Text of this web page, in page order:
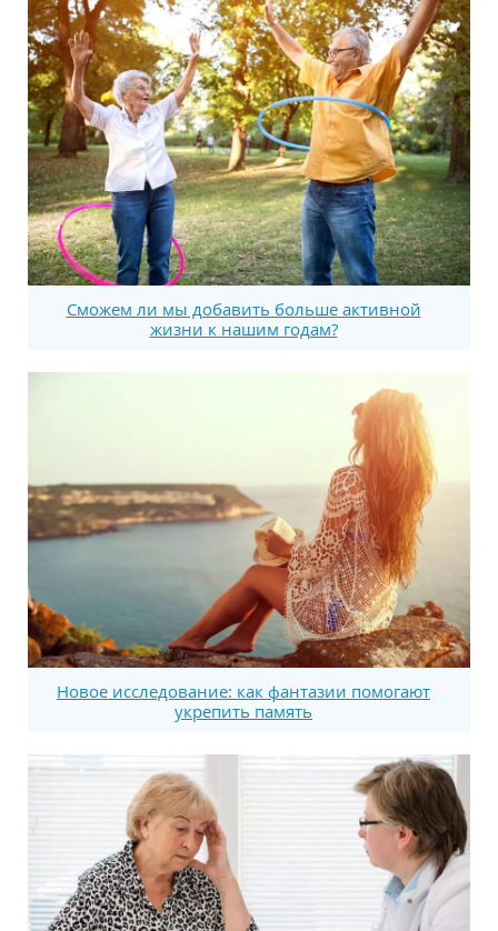
Сможем ли мы добавить больше активной
жизни к нашим годам?
Новое исследование: как фантазии помогают
укрепить память